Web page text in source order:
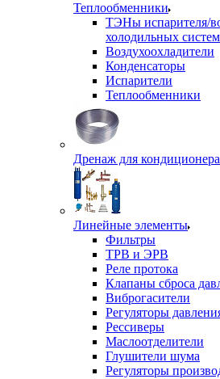
Теплообменники
ТЭНы испарителя/
холодильных систем
Воздухоохладители
Конденсаторы
Испарители
Теплообменники
Дренаж для кондиционера
Линейные элементы
Фильтры
ТРВ и ЭРВ
Реле протока
Клапаны сброса
Виброгасители
Регуляторы
Рессиверы
Маслоотделители
Глушители шума
Регуляторы